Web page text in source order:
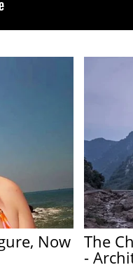
Now The
-